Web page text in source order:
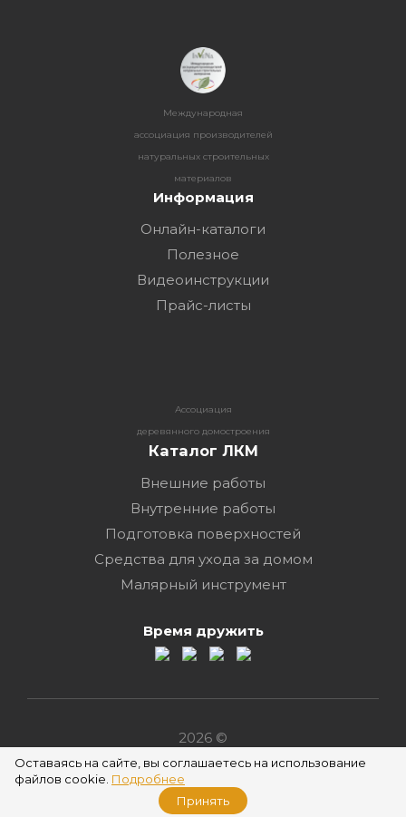
Международная
ассоциация производителей
натуральных строительных
материалов
Информация
Онлайн-каталоги
Полезное
Видеоинструкции
Прайс-листы
Ассоциация
деревянного домостроения
Каталог ЛКМ
Внешние работы
Внутренние работы
Подготовка поверхностей
Средства для ухода за домом
Малярный инструмент
Время дружить
2026 ©
Оставаясь на сайте, вы соглашаетесь на использование
файлов cookie. Подробнее
Принять